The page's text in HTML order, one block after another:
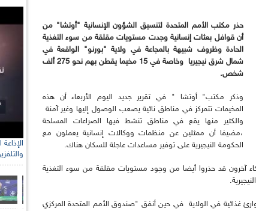
حذر مكتب الأمم المتحدة لتنسيق الشؤون الإنسانية "أوتشا" من
أن قوافل بعثات إنسانية وجدت مستويات مقلقة من سوء التغذية
الحادة وظروف شبيهة بالمجاعة في ولاية "بورنو" الواقعة في
شمال شرق نيجيريا وخاصة في 15 مخيما يقطن بهم نحو 275 ألف
شخص.
وذكر مكتب" أوتشا " في تقرير جديد اليوم الأربعاء أن هذه
المخيمات تتمركز في مناطق نائية يصعب الوصول إليها وغير آمنة
والكثير منها يقع في مناطق تنشط فيها الصراعات المسلحة
،مضيفا أن ممثلين عن منظمات ووكالات إنسانية يعملون مع
الحكومة النيجيرية على توفير مساعدات عاجلة للسكان هناك.
آخرون قد حذروا أيضا من وجود مستويات مقلقة من سوء التغذية
جوان الماضي حالة طوارئ غذائية في الولاية في حين أنفق "صندوق الأمم المتحدة المركزي